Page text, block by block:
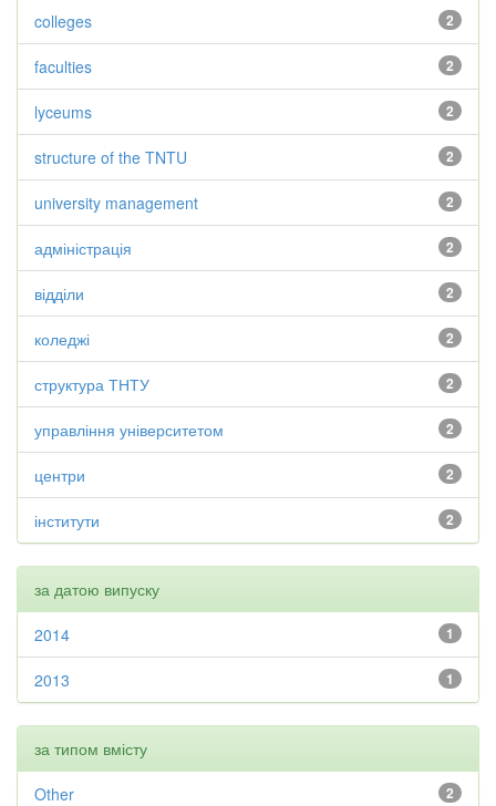
2
colleges
2
faculties
2
lyceums
2
structure of the TNTU
2
university management
2
адміністрація
2
відділи
2
коледжі
2
структура ТНТУ
2
управління університетом
2
центри
2
інститути
за датою випуску
1
2014
1
2013
за типом вмісту
2
Other